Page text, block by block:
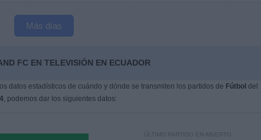
Más días
FC EN TELEVISIÓN EN ECUADOR
datos estadísticos de cuándo y dónde se transmiten los partidos de Fútbol del
, podemos dar los siguientes datos:
ÚLTIMO PARTIDO EN ABIERTO